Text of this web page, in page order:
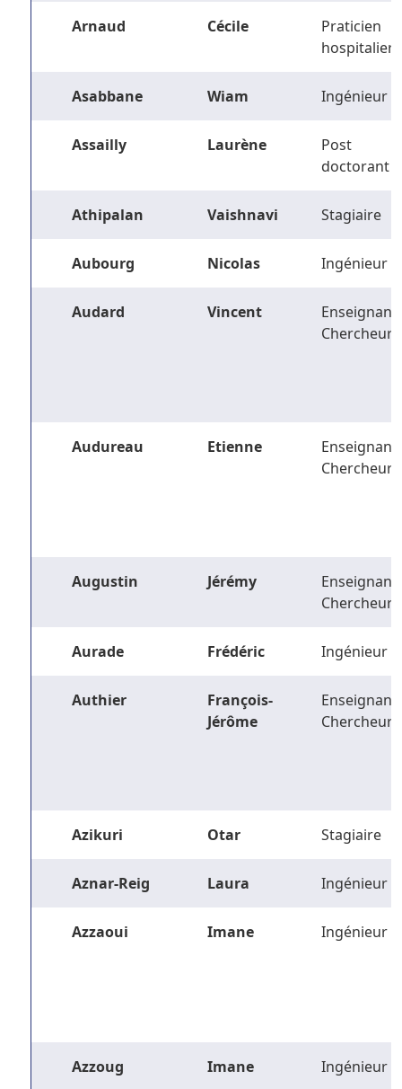
Arnaud Cécile
Praticien
hospitalier
Asabbane Wiam Ingénieur
Assailly Laurène
Post
doctorant
Athipalan Vaishnavi Stagiaire
Aubourg Nicolas Ingénieur
Audard Vincent
Enseignant-
Chercheur
Audureau Etienne
Enseignant-
Chercheur
Augustin Jérémy
Enseignant-
Chercheur
Aurade Frédéric Ingénieur
Authier
François-
Jérôme
Enseignant-
Chercheur
Azikuri Otar Stagiaire
Aznar-Reig Laura Ingénieur
Azzaoui Imane Ingénieur
Azzoug Imane Ingénieur